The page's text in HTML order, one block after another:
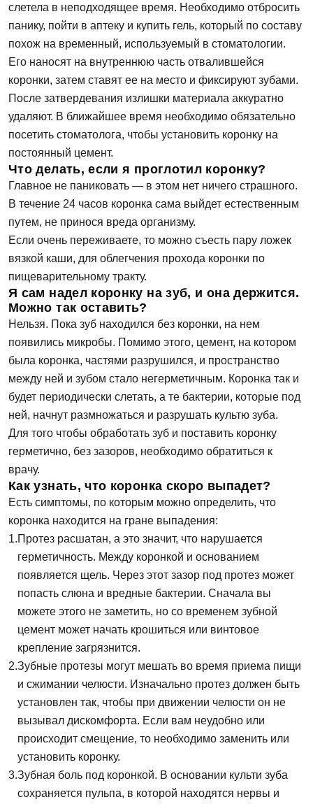
слетела в неподходящее время. Необходимо отбросить
панику, пойти в аптеку и купить гель, который по составу
похож на временный, используемый в стоматологии.
Его наносят на внутреннюю часть отвалившейся
коронки, затем ставят ее на место и фиксируют зубами.
После затвердевания излишки материала аккуратно
удаляют. В ближайшее время необходимо обязательно
посетить стоматолога, чтобы установить коронку на
постоянный цемент.
Что делать, если я проглотил коронку?
Главное не паниковать — в этом нет ничего страшного.
В течение 24 часов коронка сама выйдет естественным
путем, не принося вреда организму.
Если очень переживаете, то можно съесть пару ложек
вязкой каши, для облегчения прохода коронки по
пищеварительному тракту.
Я сам надел коронку на зуб, и она держится.
Можно так оставить?
Нельзя. Пока зуб находился без коронки, на нем
появились микробы. Помимо этого, цемент, на котором
была коронка, частями разрушился, и пространство
между ней и зубом стало негерметичным. Коронка так и
будет периодически слетать, а те бактерии, которые под
ней, начнут размножаться и разрушать культю зуба.
Для того чтобы обработать зуб и поставить коронку
герметично, без зазоров, необходимо обратиться к
врачу.
Как узнать, что коронка скоро выпадет?
Есть симптомы, по которым можно определить, что
коронка находится на гране выпадения:
Протез расшатан, а это значит, что нарушается
герметичность. Между коронкой и основанием
появляется щель. Через этот зазор под протез может
попасть слюна и вредные бактерии. Сначала вы
можете этого не заметить, но со временем зубной
цемент может начать крошиться или винтовое
крепление загрязнится.
Зубные протезы могут мешать во время приема пищи
и сжимании челюсти. Изначально протез должен быть
установлен так, чтобы при движении челюсти он не
вызывал дискомфорта. Если вам неудобно или
происходит смещение, то необходимо заменить или
установить коронку.
Зубная боль под коронкой. В основании культи зуба
сохраняется пульпа, в которой находятся нервы и